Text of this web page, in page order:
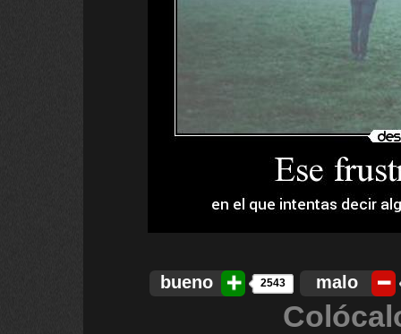
bueno 2543 malo